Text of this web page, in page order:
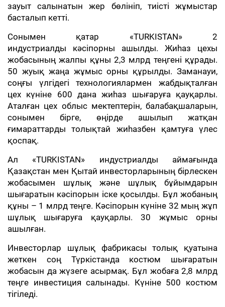
зауыт салынатын жер бөлініп, тиісті жұмыстар
басталып кетті.
Сонымен қатар «TURKISTAN» 2
индустриалды кәсіпорны ашылды. Жиһаз цехы
жобасының жалпы құны 2,3 млрд теңгені құрады.
50 жуық жаңа жұмыс орны құрылды. Заманауи,
соңғы үлгідегі технологиялармен жабдықталған
цех күніне 600 дана жиһаз шығаруға қауқарлы.
Аталған цех облыс мектептерін, балабақшаларын,
сонымен бірге, өңірде ашылып жатқан
ғимараттарды толықтай жиһазбен қамтуға үлес
қоспақ.
Ал «TURKISTAN» индустриалды аймағында
Қазақстан мен Қытай инвесторларының бірлескен
жобасымен шұлық және шұлық бұйымдарын
шығаратын кәсіпорын іске қосылды. Бұл жобаның
құны – 1 млрд теңге. Кәсіпорын күніне 32 мың жұп
шұлық шығаруға қауқарлы. 30 жұмыс орны
ашылған.
Инвесторлар шұлық фабрикасы толық қуатына
жеткен соң Түркістанда костюм шығаратын
жобасын да жүзеге асырмақ. Бұл жобаға 2,8 млрд
теңге инвестиция салынады. Күніне 500 костюм
тігіледі.